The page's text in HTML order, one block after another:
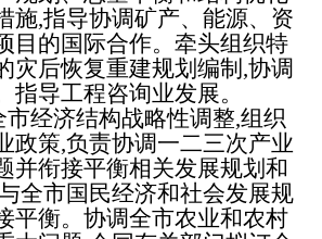
施,指导协调矿产、能源、资
目的国际合作。牵头组织特
灾后恢复重建规划编制,协调
指导工程咨询业发展。
经济结构战略性调整,组织
政策,负责协调一二三次产业
并衔接平衡相关发展规划和
全市国民经济和社会发展规
平衡。协调全市农业和农村